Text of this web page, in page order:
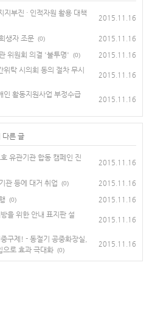
지부진 · 인적자원 활용 대책
2015.11.16
생자 조문 (0) 2015.11.16
위원회 의결 '불투명' (0) 2015.11.16
위탁 시의회 동의 절차 무시
2015.11.16
인 활동지원사업 부정수급
2015.11.16
다른 글
유관기관 합동 캠페인 진
2015.11.16
관 등에 대거 취업 (0) 2015.11.16
(0) 2015.11.16
을 위한 안내 표지판 설
2015.11.16
구제! - 동절기 공중화장실,
으로 효과 극대화 (0)
2015.11.16